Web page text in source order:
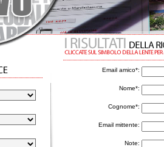
Email amico*:
Nome*:
Cognome*:
Email mittente:
Note: